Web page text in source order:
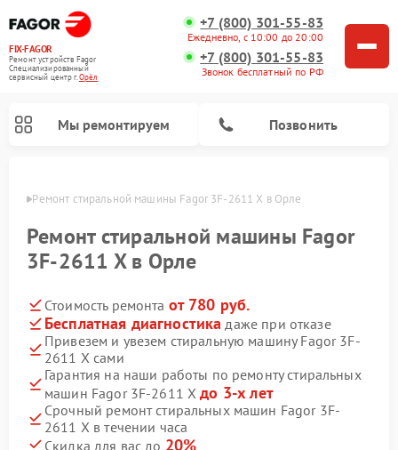
FIX-FAGOR
Ремонт устройств Fagor
Специализированный
cервисный центр г.Орёл
+7 (800) 301-55-83
Ежедневно, с 10:00 до 20:00
+7 (800) 301-55-83
Звонок бесплатный по РФ
Мы ремонтируем Позвонить
Ремонт стиральной машины Fagor 3F-2611 X в Орле
Ремонт стиральной машины Fagor
3F-2611 X в Орле
Стоимость ремонта от 780 руб.
Бесплатная диагностика даже при отказе
Привезем и увезем стиральную машину Fagor 3F-
2611 X сами
Гарантия на наши работы по ремонту стиральных
машин Fagor 3F-2611 Xдо 3-х лет
Срочный ремонт стиральных машин Fagor 3F-
2611 X в течении часа
Скидка для вас до 20%